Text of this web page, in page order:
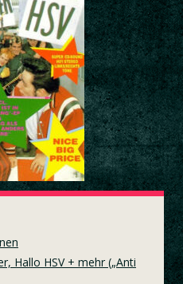
Hallo HSV + mehr („Anti